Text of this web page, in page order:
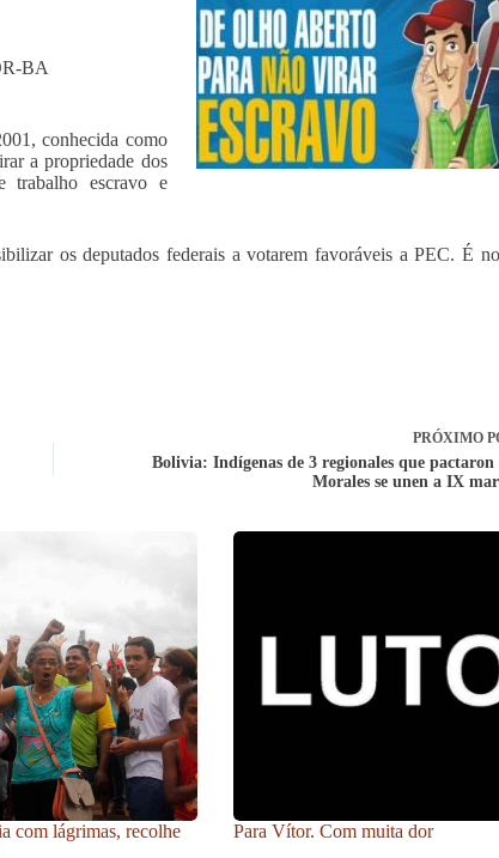
BA
conhecida como
a propriedade dos
trabalho escravo e
os deputados federais a votarem favoráveis a PEC. É
PRÓXIMO
Bolivia: Indígenas de 3 regionales que pactaron
Morales se unen a IX
com lágrimas, recolhe
Para Vítor. Com muita dor